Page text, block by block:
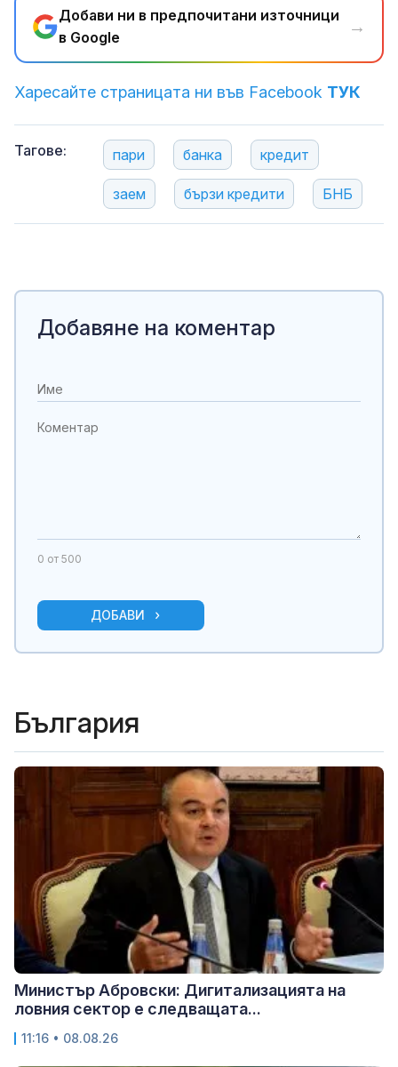
Добави ни в предпочитани източници
в Google
→
Харесайте страницата ни във Facebook ТУК
Тагове: пари банка кредит
заем бързи кредити БНБ
Добавяне на коментар
0 от 500
ДОБАВИ
България
Министър Абровски: Дигитализацията на
ловния сектор е следващата...
11:16 • 08.08.26